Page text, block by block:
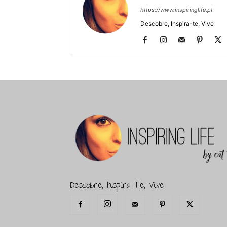
https://www.inspiringlife.pt
Descobre, Inspira-te, Vive
Descobre, Inspira-Te, Vive